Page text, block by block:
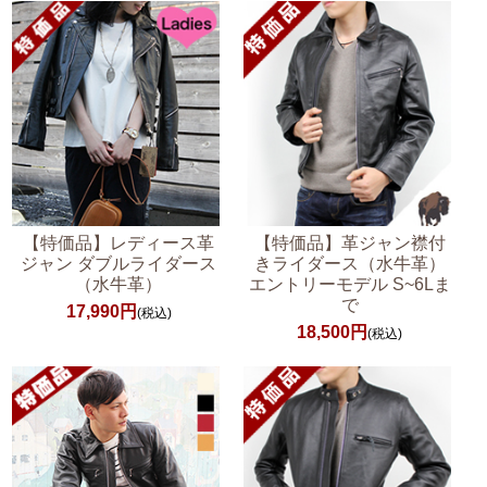
【特価品】レディース革
ジャン ダブルライダース
（水牛革）
17,990円 (税込)
【特価品】革ジャン襟付
きライダース（水牛革）
エントリーモデル S~6Lま
で
18,500円(税込)